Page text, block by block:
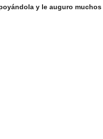
y le auguro